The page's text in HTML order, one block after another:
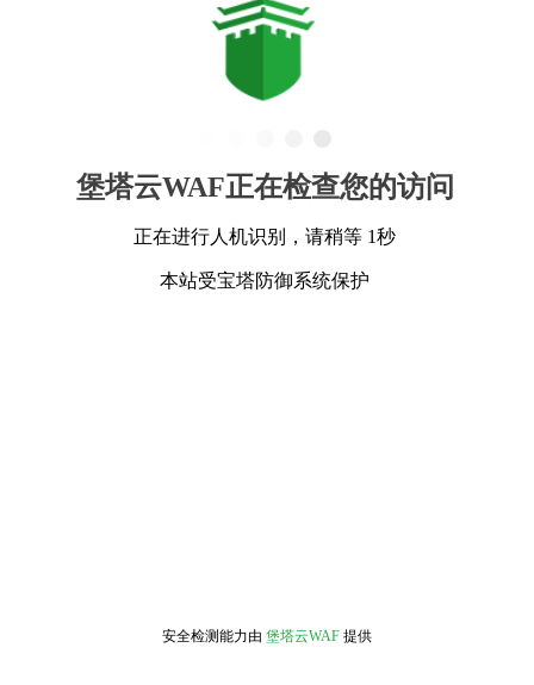
堡塔云WAF正在检查您的访问
正在进行人机识别，请稍等 1秒
本站受宝塔防御系统保护
安全检测能力由 堡塔云WAF 提供